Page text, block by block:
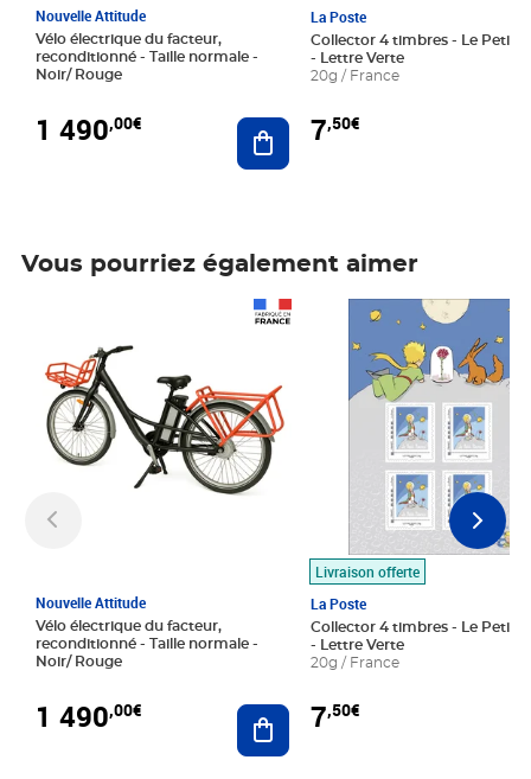
Nouvelle Attitude
Vélo électrique du facteur,
reconditionné - Taille normale -
Noir/ Rouge
1 490,00€ Ajouter au panier
La Poste
Collector 4 timbres - Le Petit
- Lettre Verte
20g / France
7,50€
Vous pourriez également aimer
Nouvelle Attitude
Vélo électrique du facteur,
reconditionné - Taille normale -
Noir/ Rouge
1 490,00€ Ajouter au panier
Livraison offerte
La Poste
Collector 4 timbres - Le Petit
- Lettre Verte
20g / France
7,50€
Prix 7,50€